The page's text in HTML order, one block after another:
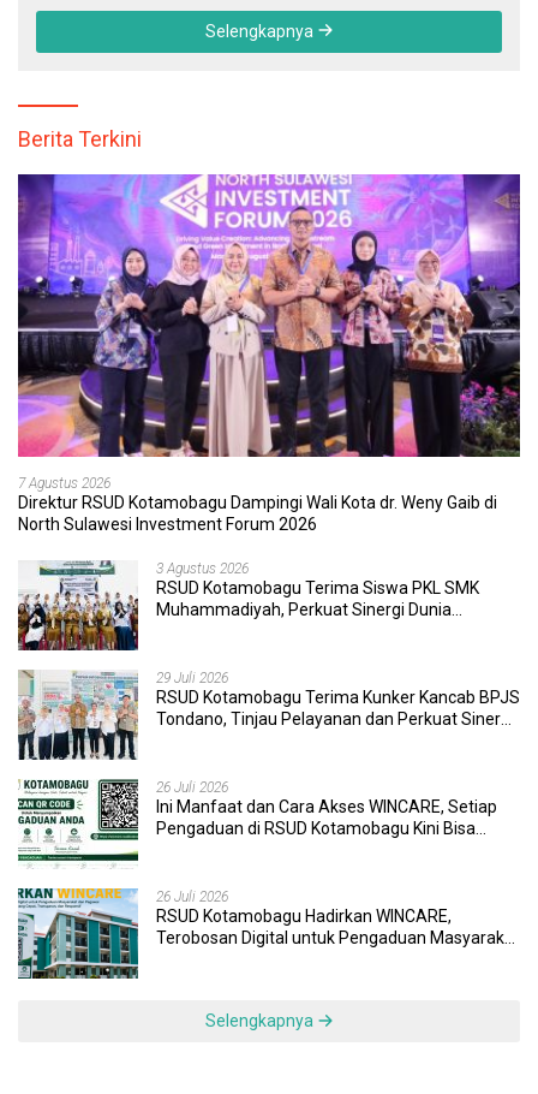
Selengkapnya
Berita Terkini
7 Agustus 2026
Direktur RSUD Kotamobagu Dampingi Wali Kota dr. Weny Gaib di
North Sulawesi Investment Forum 2026
3 Agustus 2026
RSUD Kotamobagu Terima Siswa PKL SMK
Muhammadiyah, Perkuat Sinergi Dunia
29 Juli 2026
RSUD Kotamobagu Terima Kunker Kancab BPJS
Tondano, Tinjau Pelayanan dan Perkuat Sinergi
26 Juli 2026
Ini Manfaat dan Cara Akses WINCARE, Setiap
Pengaduan di RSUD Kotamobagu Kini Bisa
26 Juli 2026
RSUD Kotamobagu Hadirkan WINCARE,
Terobosan Digital untuk Pengaduan Masyarakat
Selengkapnya